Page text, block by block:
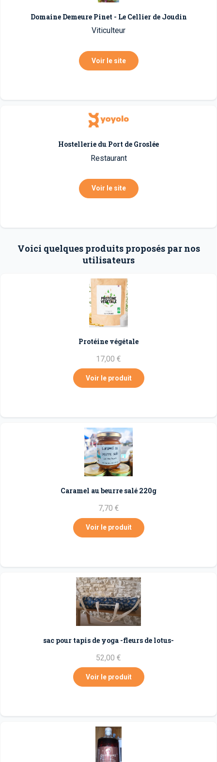
Domaine Demeure Pinet - Le Cellier de Joudin
Viticulteur
Voir le site
Hostellerie du Port de Groslée
Restaurant
Voir le site
Voici quelques produits proposés par nos
utilisateurs
Protéine végétale
17,00 €
Voir le produit
Caramel au beurre salé 220g
7,70 €
Voir le produit
sac pour tapis de yoga -fleurs de lotus-
52,00 €
Voir le produit